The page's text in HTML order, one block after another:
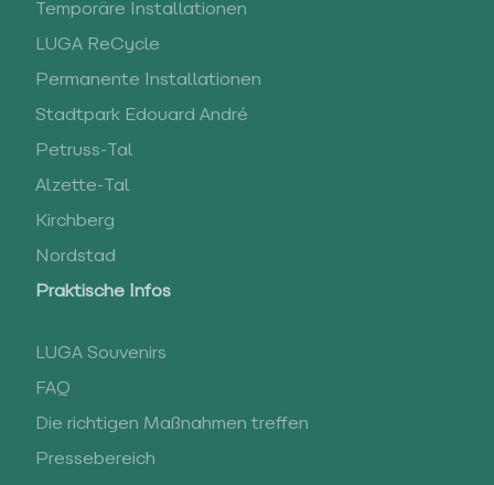
Temporäre Installationen
LUGA ReCycle
Permanente Installationen
Stadtpark Edouard André
Petruss-Tal
Alzette-Tal
Kirchberg
Nordstad
Praktische Infos
LUGA Souvenirs
FAQ
Die richtigen Maßnahmen treffen
Pressebereich